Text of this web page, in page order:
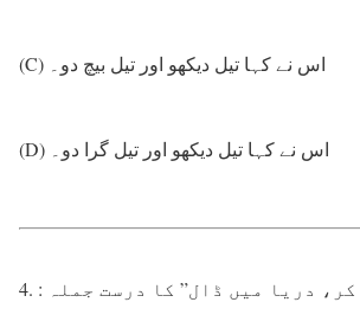
(C) اس نے کہا تیل دیکھو اور تیل بیچ دو۔
(D) اس نے کہا تیل دیکھو اور تیل گرا دو۔
4. : کہاوت “نیکی کر، دریا میں ڈال” کا درست جملہ